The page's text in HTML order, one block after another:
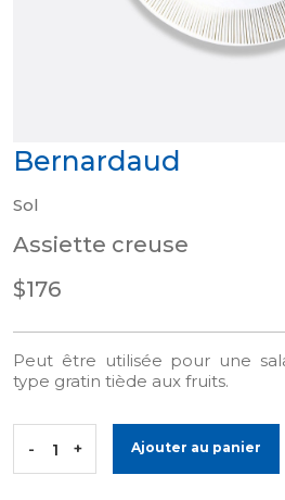
Bernardaud
Sol
Assiette creuse
$176
Peut être utilisée pour une
type gratin tiède aux fruits.
- + Ajouter au panier